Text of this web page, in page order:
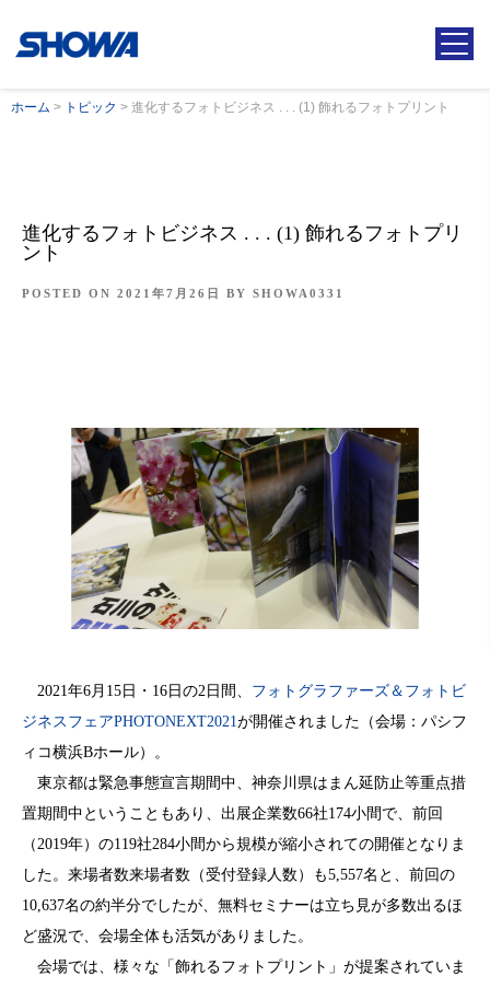
ホーム > トピック > 進化するフォトビジネス . . . (1) 飾れるフォトプリント
進化するフォトビジネス . . . (1) 飾れるフォトプリ
ント
POSTED ON 2021年7月26日 BY SHOWA0331
2021年6月15日・16日の2日間、 フォトグラファーズ＆フォトビ
ジネスフェアPHOTONEXT2021が開催されました（会場：パシフ
ィコ横浜Bホール）。
東京都は緊急事態宣言期間中、神奈川県はまん延防止等重点措
置期間中ということもあり、出展企業数66社174小間で、前回
（2019年）の119社284小間から規模が縮小されての開催となりま
した。来場者数来場者数（受付登録人数）も5,557名と、前回の
10,637名の約半分でしたが、無料セミナーは立ち見が多数出るほ
ど盛況で、会場全体も活気がありました。
会場では、様々な「飾れるフォトプリント」が提案されていま